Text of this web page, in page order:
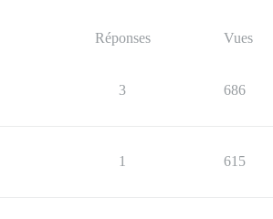
Réponses Vues
3 686
1 615